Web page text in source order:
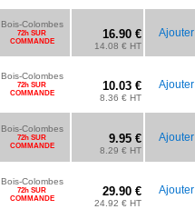
Bois-Colombes
72h SUR
COMMANDE
16.90 €
14.08 € HT
Ajouter
Bois-Colombes
72h SUR
COMMANDE
10.03 €
8.36 € HT
Ajouter
Bois-Colombes
72h SUR
COMMANDE
9.95 €
8.29 € HT
Ajouter
Bois-Colombes
72h SUR
COMMANDE
29.90 €
24.92 € HT
Ajouter